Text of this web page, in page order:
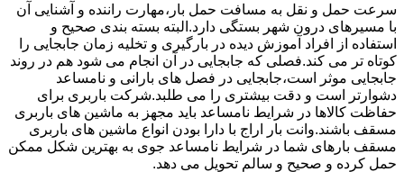
سرعت حمل و نقل به مسافت حمل بار،مهارت راننده و آشنایی آن
با مسیرهای درون شهر بستگی دارد.البته بسته بندی صحیح و
استفاده از افراد آموزش دیده در بارگیری و تخلیه زمان جابجایی را
کوتاه تر می کند.فصلی که جابجایی در آن انجام می شود هم در روند
جابجایی موثر است،جابجایی در فصل های بارانی و نامساعد
دشوارتر است و دقت بیشتری را می طلبد.شرکت باربری برای
حفاظت کالاها در شرایط نامساعد باید مجهز به ماشین های باربری
مسقف باشند.وانت بار اراج با دارا بودن انواع ماشین های باربری
مسقف بارهای شما در شرایط نامساعد جوی به بهترین شکل ممکن
حمل کرده و صحیح و سالم تحویل می دهد.